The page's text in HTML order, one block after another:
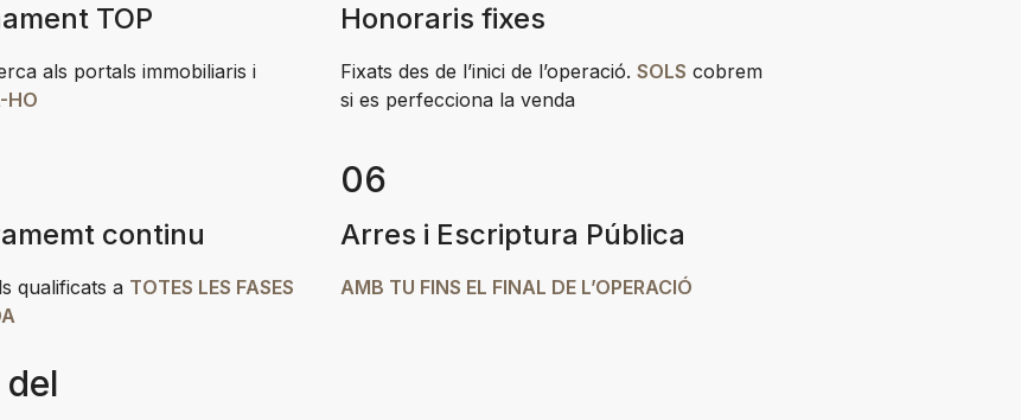
TOP
als portals immobiliaris i
HO
Honoraris fixes
Fixats des de l’inici de l’operació. SOLS cobrem
si es perfecciona la venda
continu
qualificats a TOTES LES FASES
06
Arres i Escriptura Pública
AMB TU FINS EL FINAL DE L’OPERACIÓ